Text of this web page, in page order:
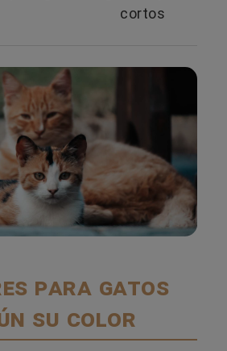
cortos
para gatos
su color